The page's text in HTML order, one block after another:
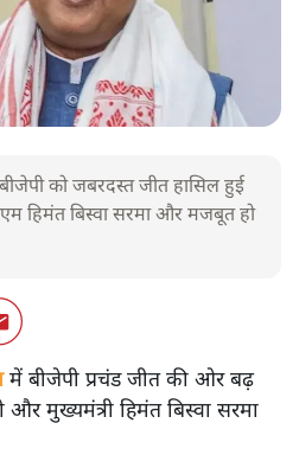
को जबरदस्त जीत हासिल हुई
हिमंत बिस्वा सरमा और मजबूत हो
में बीजेपी प्रचंड जीत की ओर बढ़
मुख्यमंत्री हिमंत बिस्वा सरमा